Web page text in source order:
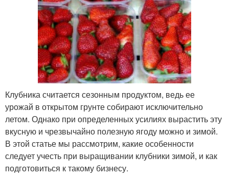
Клубника считается сезонным продуктом, ведь ее
урожай в открытом грунте собирают исключительно
летом. Однако при определенных усилиях вырастить эту
вкусную и чрезвычайно полезную ягоду можно и зимой.
В этой статье мы рассмотрим, какие особенности
следует учесть при выращивании клубники зимой, и как
подготовиться к такому бизнесу.